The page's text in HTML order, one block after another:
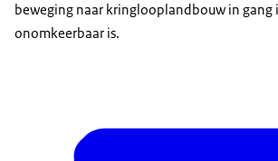
beweging naar kringlooplandbouw in gang
onomkeerbaar is.